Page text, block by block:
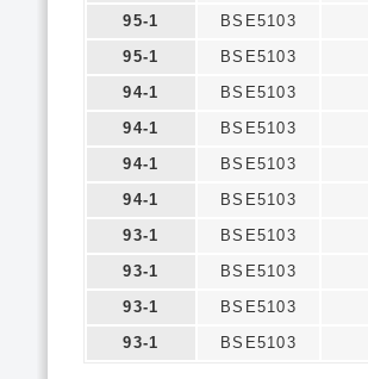
95-1
BSE5103
95-1
BSE5103
94-1
BSE5103
94-1
BSE5103
94-1
BSE5103
94-1
BSE5103
93-1
BSE5103
93-1
BSE5103
93-1
BSE5103
93-1
BSE5103